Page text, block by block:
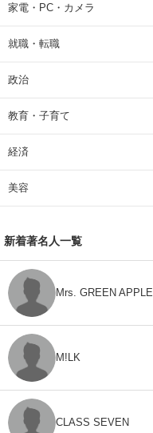
家電・PC・カメラ
就職・転職
政治
教育・子育て
経済
美容
新着著名人一覧
Mrs. GREEN APPLE
M!LK
CLASS SEVEN